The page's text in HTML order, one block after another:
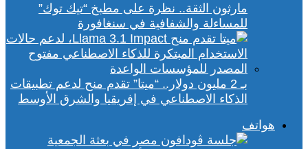
مارثون الثقة.. نظرة على مطبخ “تيك توك”
للمساءلة والشفافية في سنغافورة
بـ 2 مليون دولار.. “ميتا” تقدم منح لدعم تطبيقات
الذكاء الاصطناعي في إفريقيا والشرق الأوسط
هواتف